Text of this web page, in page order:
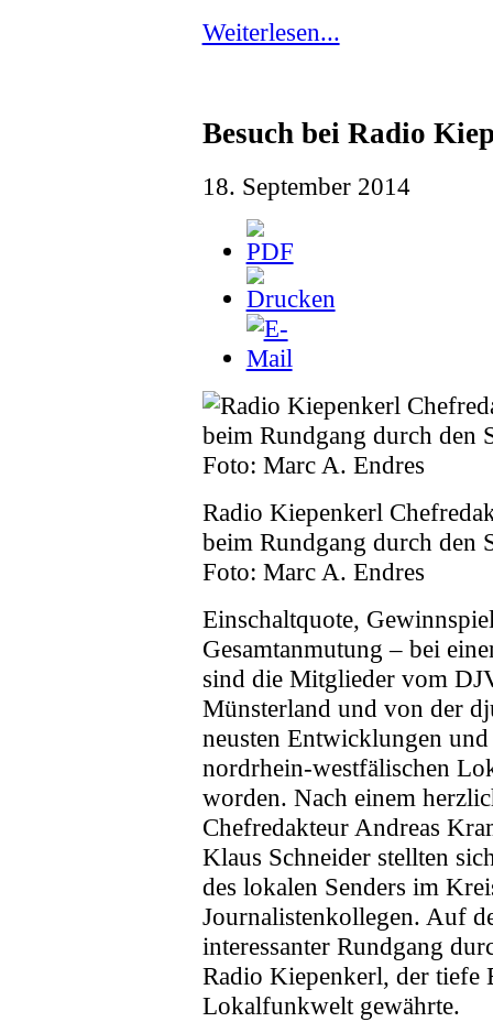
Weiterlesen...
Besuch bei Radio
18. September 2014
Radio Kiepenkerl
beim Rundgang durch den
Foto: Marc A. Endres
Einschaltquote,
Gesamtanmutung – bei
sind die Mitglieder vom
Münsterland und von der
neusten Entwicklungen
nordrhein-westfälischen
worden. Nach einem
Chefredakteur Andreas
Klaus Schneider stellten
des lokalen Senders im
Journalistenkollegen. Auf
interessanter Rundgang
Radio Kiepenkerl, der tiefe
Lokalfunkwelt gewährte.